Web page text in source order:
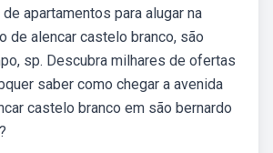
apartamentos para alugar na
de alencar castelo branco, são
sp. Descubra milhares de ofertas
saber como chegar a avenida
castelo branco em são bernardo